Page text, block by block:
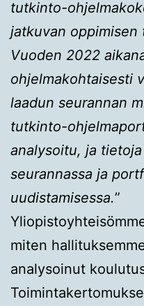
tutkinto-
jatkuvan oppimisen
Vuoden 2022
ohjelmakohtaisesti
laadun seurannan
tutkinto-
analysoitu, ja
seurannassa ja
uudistamisessa.”
miten
analysoinut